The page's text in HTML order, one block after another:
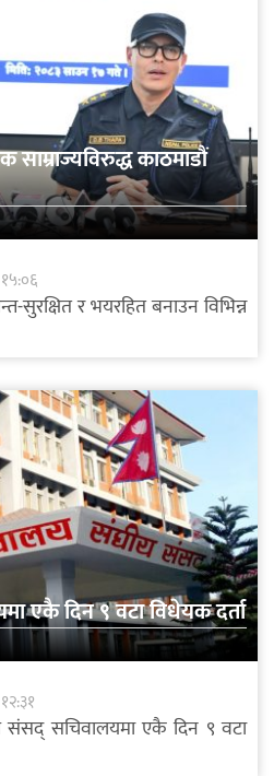
साम्राज्यविरुद्ध काठमाडौं
सुरक्षित र भयरहित बनाउन विभिन्न
एकै दिन ९ वटा विधेयक दर्ता
संसद् सचिवालयमा एकै दिन ९ वटा